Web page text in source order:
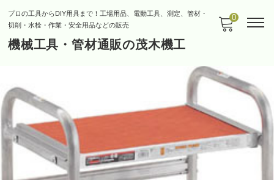
プロの工具からDIY用具まで！工場用品、電動工具、測定、管材・
切削・水栓・作業・安全用品などの販売
機械工具・管材通販の茂木機工
0